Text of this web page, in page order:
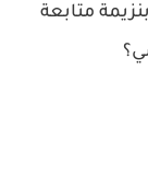
متابعة